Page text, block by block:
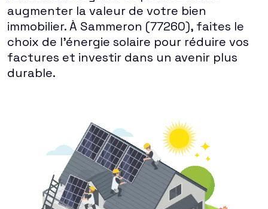
augmenter la valeur de votre bien
immobilier. À Sammeron (77260), faites le
choix de l'énergie solaire pour réduire vos
factures et investir dans un avenir plus
durable.